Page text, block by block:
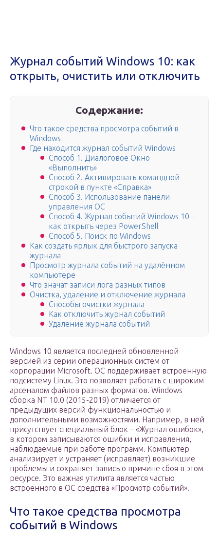
Журнал событий Windows 10: как
открыть, очистить или отключить
Содержание:
Что такое средства просмотра событий в
Windows
Где находится журнал событий Windows
Способ 1. Диалоговое Окно
«Выполнить»
Способ 2. Активировать командной
строкой в пункте «Справка»
Способ 3. Использование панели
управления ОС
Способ 4. Журнал событий Windows 10 –
как открыть через PowerShell
Способ 5. Поиск по Windows
Как создать ярлык для быстрого запуска
журнала
Просмотр журнала событий на удалённом
компьютере
Что значат записи лога разных типов
Очистка, удаление и отключение журнала
Способы очистки журнала
Как отключить журнал событий
Удаление журнала событий
Windows 10 является последней обновленной
версией из серии операционных систем от
корпорации Microsoft. ОС поддерживает встроенную
подсистему Linux. Это позволяет работать с широким
арсеналом файлов разных форматов. Windows
сборка NT 10.0 (2015-2019) отличается от
предыдущих версий функциональностью и
дополнительными возможностями. Например, в ней
присутствует специальный блок – «Журнал ошибок»,
в котором записываются ошибки и исправления,
наблюдаемые при работе программ. Компьютер
анализирует и устраняет (исправляет) возникшие
проблемы и сохраняет запись о причине сбоя в этом
ресурсе. Это важная утилита является частью
встроенного в ОС средства «Просмотр событий».
Что такое средства просмотра
событий в Windows